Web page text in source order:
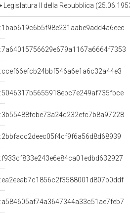
Legislatura II della Repubblica
_:1bab619c6b5f98e231aabe9add4a6eec
_:7a64015756629e679a1167a6664f7353
_:ccef66efcb24bbf546a6e1a6c32a44e3
_:5046317b5655918ebc7e249af735fbce
_:3b55488fcbe73a24d232efc7b8a97228
_:2bbfacc2deec05f4cf9f6a56d8d68939
_:f933cf833e243e6e84ca01edbd632927
_:ea2eeab7c1856c2f3588001d807b0ddf
_:a584605af74a3647344a33c51ae7feb7